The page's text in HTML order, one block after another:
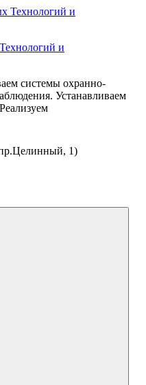
и
системы охранно-
Устанавливаем
1)